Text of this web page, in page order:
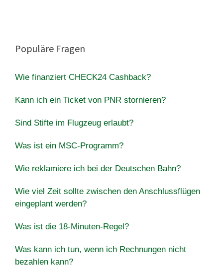
Populäre Fragen
Wie finanziert CHECK24 Cashback?
Kann ich ein Ticket von PNR stornieren?
Sind Stifte im Flugzeug erlaubt?
Was ist ein MSC-Programm?
Wie reklamiere ich bei der Deutschen Bahn?
Wie viel Zeit sollte zwischen den Anschlussflügen
eingeplant werden?
Was ist die 18-Minuten-Regel?
Was kann ich tun, wenn ich Rechnungen nicht
bezahlen kann?